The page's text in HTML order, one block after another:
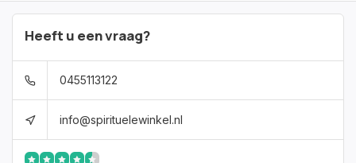
Heeft u een vraag?
0455113122
info@spirituelewinkel.nl